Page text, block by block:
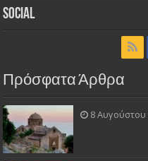
Social
Πρόσφατα Άρθρα
8 Αυγούστου